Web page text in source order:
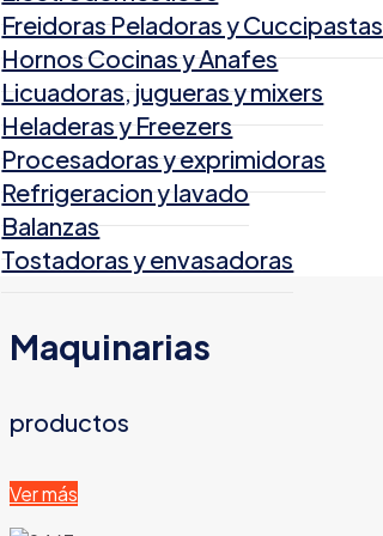
Freidoras Peladoras y Cuccipastas
Hornos Cocinas y Anafes
Licuadoras, jugueras y mixers
Heladeras y Freezers
Procesadoras y exprimidoras
Refrigeracion y lavado
Balanzas
Tostadoras y envasadoras
Maquinarias
productos
Ver más